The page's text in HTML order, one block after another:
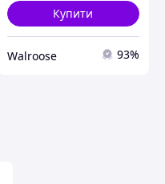
Купити
Walroose 93%